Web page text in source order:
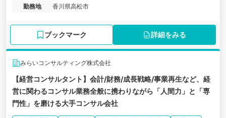
勤務地
香川県高松市
ブックマーク 詳細をみる
みらいコンサルティング株式会社
【経営コンサルタント】会計/財務/成長戦略/事業再生など、経
営に関わるコンサル業務全般に携わりながら「人間力」と「専
門性」を磨ける大手コンサル会社